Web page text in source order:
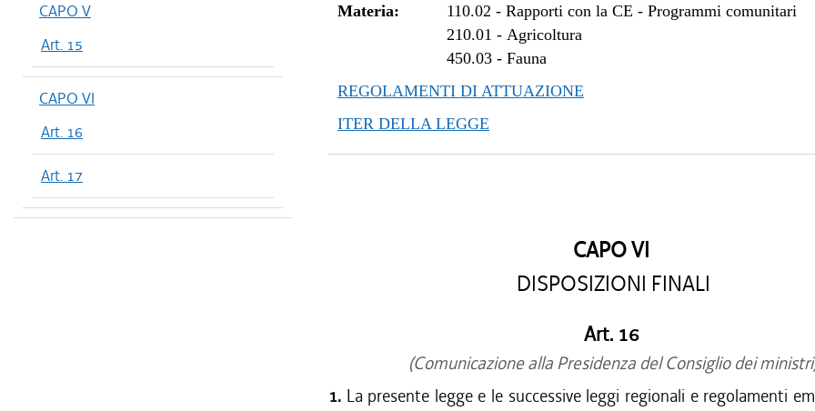
CAPO V
Art. 15
CAPO VI
Art. 16
Art. 17
Materia:
110.02 -Rapporti con la CE - Programmi comunitari
210.01 -Agricoltura
450.03 -Fauna
REGOLAMENTI DI ATTUAZIONE
ITER DELLA LEGGE
CAPO VI
DISPOSIZIONI FINALI
Art. 16
(Comunicazione alla Presidenza del Consiglio dei
1. La presente legge e le successive leggi regionali e regolamenti